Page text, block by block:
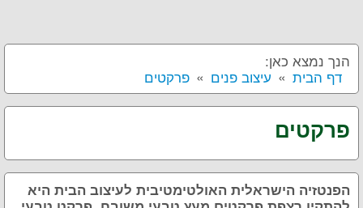
הנך נמצא כאן:
דף הבית
עיצוב פנים פרקטים
פרקטים
הפנטזיה הישראלית האולטימטיבית לעיצוב הבית היא